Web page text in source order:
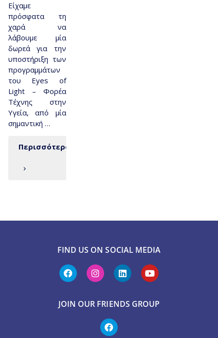
Είχαμε
πρόσφατα τη
χαρά να
λάβουμε μία
δωρεά για την
υποστήριξη των
προγραμμάτων
του Eyes of
Light – Φορέα
Τέχνης στην
Υγεία, από μία
σημαντική …
Περισσότερα
FIND US ON SOCIAL MEDIA
JOIN OUR FRIENDS GROUP